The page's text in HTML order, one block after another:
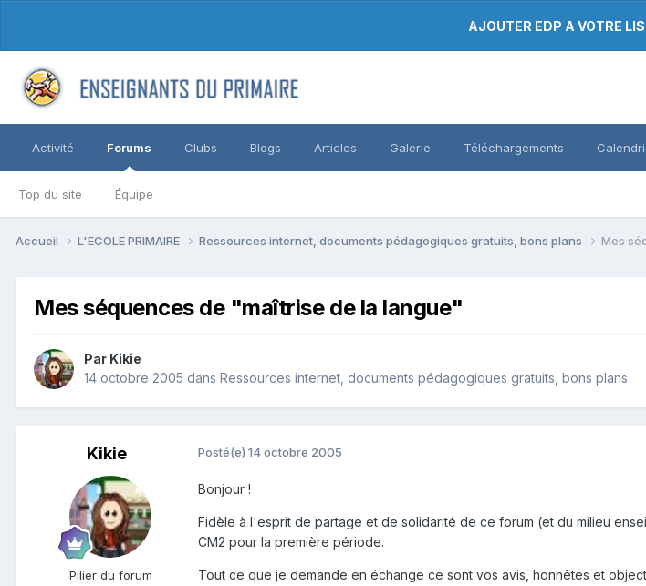
AJOUTER EDP A VOTRE
Activité Forums
Top du site Équipe
Clubs Blogs Articles Galerie Téléchargements
Accueil L'ECOLE PRIMAIRE Ressources internet, documents pédagogiques gratuits, bons plans Mes
Mes séquences de "maîtrise de la langue"
Par Kikie
14 octobre 2005 dans Ressources internet, documents pédagogiques gratuits, bons plans
Kikie
Pilier du forum
Posté(e) 14 octobre 2005
Bonjour !
Fidèle à l'esprit de partage et de solidarité de ce forum (et du milieu
CM2 pour la première période.
Tout ce que je demande en échange ce sont vos avis, honnêtes et